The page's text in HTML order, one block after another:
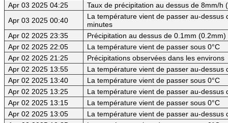
Apr 03 2025 04:25
Taux de précipitation au dessus de 8mm/h
Apr 03 2025 00:40
La température vient de passer au-
minutes
Apr 02 2025 23:35
Précipitation au dessus de 0.1mm
Apr 02 2025 22:05
La température vient de passer sous 0°C
Apr 02 2025 21:25
Précipitations observées dans les environs
Apr 02 2025 13:55
La température vient de passer au-dessus
Apr 02 2025 13:40
La température vient de passer sous 0°C
Apr 02 2025 13:25
La température vient de passer au-dessus
Apr 02 2025 13:15
La température vient de passer sous 0°C
Apr 02 2025 13:05
La température vient de passer au-